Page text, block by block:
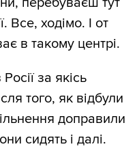
Все, ходімо. І от
в такому центрі.
за якісь
того, як відбули
доправили
сидять і далі.